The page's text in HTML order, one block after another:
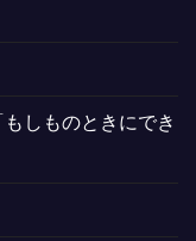
しものときにでき